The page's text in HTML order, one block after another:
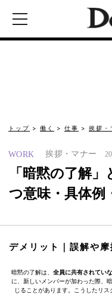
トップ 働く 仕事 挨拶・
WORK 挨拶・マナー
「暗黙の了解
つ意味・具体例
デメリット｜誤解や摩
暗黙の了解は、 全員に共有されてい
に、新しいメンバーが加わった際、
じることがあります。こうしたリ